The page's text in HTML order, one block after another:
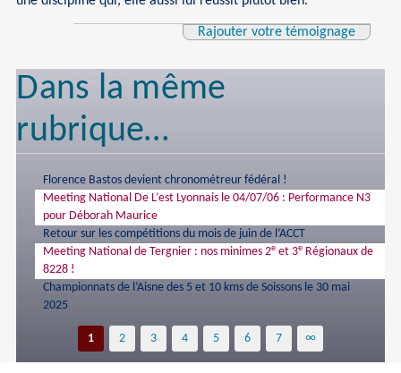
Rajouter votre témoignage
Dans la même
rubrique…
Florence Bastos devient chronométreur fédéral !
Meeting National De L’est Lyonnais le 04/07/06 : Performance N3
pour Déborah Maurice
Retour sur les compétitions du mois de juin de l’ACCT
Meeting National de Tergnier : nos minimes 2e et 3e Régionaux de
8228 !
Championnats de l’Aisne des 5 et 10 kms de Soissons le 30 mai
2025
1 2 3 4 5 6 7 ∞